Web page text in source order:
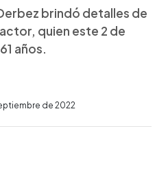
brindó detalles de
quien este 2 de
años.
de 2022